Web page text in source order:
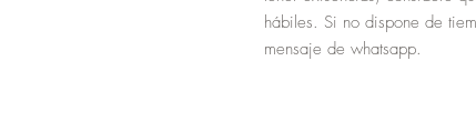
hábiles. Si no dispone de
mensaje de whatsapp.